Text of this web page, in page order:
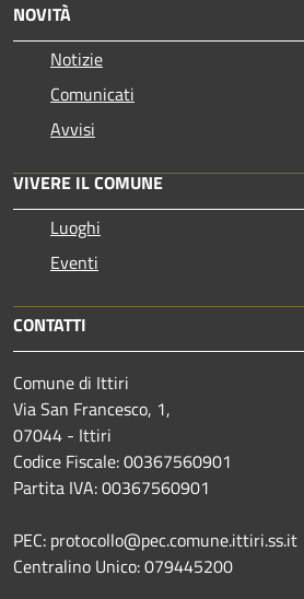
NOVITÀ
Notizie
Comunicati
Avvisi
VIVERE IL COMUNE
Luoghi
Eventi
CONTATTI
Comune di Ittiri
Via San Francesco, 1,
07044 - Ittiri
Codice Fiscale: 00367560901
Partita IVA: 00367560901
PEC: protocollo@pec.comune.ittiri.ss.it
Centralino Unico: 079445200